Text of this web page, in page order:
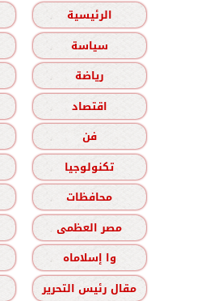
الرئيسية
سياسة
رياضة
اقتصاد
فن
تكنولوجيا
محافظات
مصر العظمى
وا إسلاماه
مقال رئيس التحرير